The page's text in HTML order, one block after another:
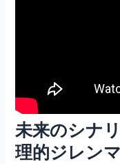
未来のシナ
理的ジレンマ